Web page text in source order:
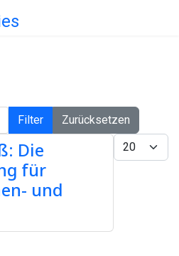
Filter Zurücksetzen
Anzeige #
Die
für
und